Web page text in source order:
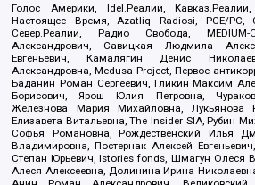
Голос Америки, Idel.Реалии,
Настоящее Время, Azatliq Radiosi, PCE/PC,
Север.Реалии, Радио Свобода,
Александрович, Савицкая Людмила
Евгеньевич, Камалягин Денис
Александровна, Medusa Project, Первое
Баданин Роман Сергеевич, Гликин Максим
Борисович, Ярош Юлия Петровна,
Железнова Мария Михайловна, Лукьянова
Елизавета Витальевна, The Insider SIA, Рубин
Софья Романовна, Рождественский Илья
Владимировна, Постернак Алексей
Степан Юрьевич, Istories fonds, Шмагун Олеся
Алеся Алексеевна, Долинина Ирина